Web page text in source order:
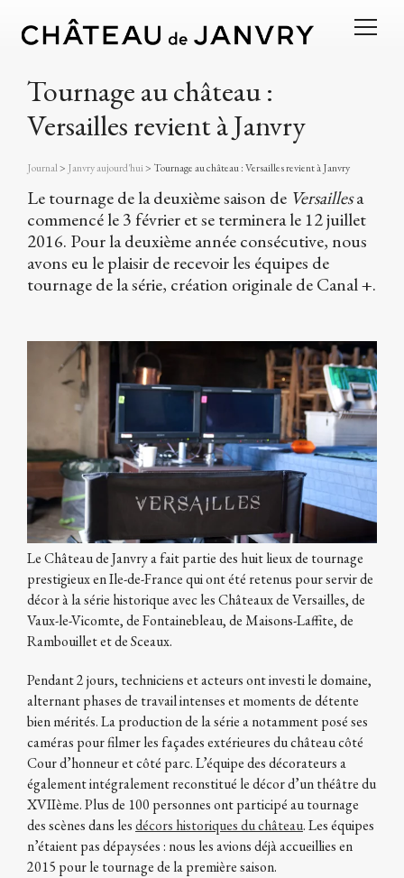
Tournage au château :
Versailles revient à Janvry
Journal> Janvry aujourd'hui> Tournage au château : Versailles revient à Janvry
Le tournage de la deuxième saison de Versaillesa
commencé le 3 février et se terminera le 12 juillet
2016. Pour la deuxième année consécutive, nous
avons eu le plaisir de recevoir les équipes de
tournage de la série, création originale de Canal +.
Le Château de Janvry a fait partie des huit lieux de tournage
prestigieux en Ile-de-France qui ont été retenus pour servir de
décor à la série historique avec les Châteaux de Versailles, de
Vaux-le-Vicomte, de Fontainebleau, de Maisons-Laffite, de
Rambouillet et de Sceaux.
Pendant 2 jours, techniciens et acteurs ont investi le domaine,
alternant phases de travail intenses et moments de détente
bien mérités. La production de la série a notamment posé ses
caméras pour filmer les façades extérieures du château côté
Cour d’honneur et côté parc. L’équipe des décorateurs a
également intégralement reconstitué le décor d’un théâtre du
XVIIème. Plus de 100 personnes ont participé au tournage
des scènes dans lesdécors historiques du château. Les équipes
n’étaient pas dépaysées : nous les avions déjà accueillies en
2015 pour le tournage de la première saison.